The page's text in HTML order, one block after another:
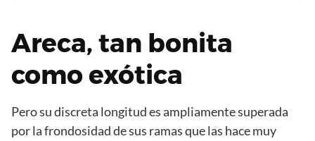
Areca, tan bonita
como exótica
Pero su discreta longitud es ampliamente superada
por la frondosidad de sus ramas que las hace muy